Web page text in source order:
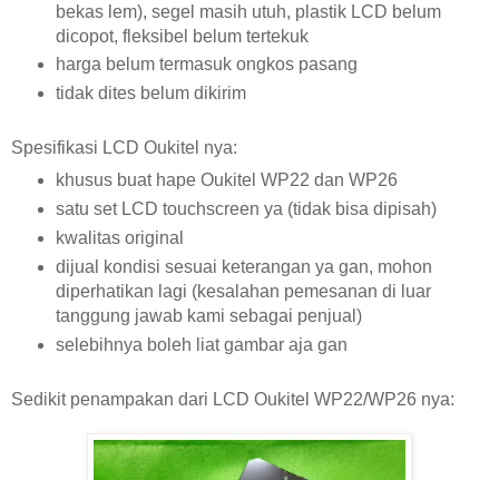
bekas lem), segel masih utuh, plastik LCD belum
dicopot, fleksibel belum tertekuk
harga belum termasuk ongkos pasang
tidak dites belum dikirim
Spesifikasi LCD Oukitel nya:
khusus buat hape Oukitel WP22 dan WP26
satu set LCD touchscreen ya (tidak bisa dipisah)
kwalitas original
dijual kondisi sesuai keterangan ya gan, mohon
diperhatikan lagi (kesalahan pemesanan di luar
tanggung jawab kami sebagai penjual)
selebihnya boleh liat gambar aja gan
Sedikit penampakan dari LCD Oukitel WP22/WP26 nya: